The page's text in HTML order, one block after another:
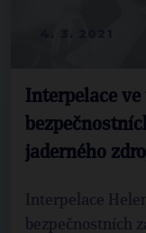
Interpelace
jaderného
Interpelace
bezpečnostních